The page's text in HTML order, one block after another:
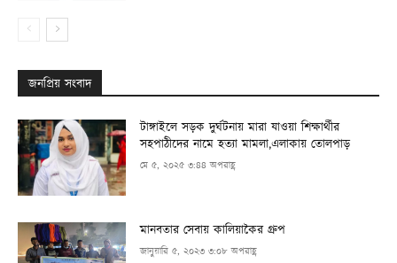
জনপ্রিয় সংবাদ
টাঙ্গাইলে সড়ক দুর্ঘটনায় মারা যাওয়া শিক্ষার্থীর
সহপাঠীদের নামে হত্যা মামলা,এলাকায় তোলপাড়
মে ৫, ২০২৫ ৩:৪৪ অপরাহ্ণ
মানবতার সেবায় কালিয়াকৈর গ্রুপ
জানুয়ারি ৫, ২০২৩ ৩:০৮ অপরাহ্ণ